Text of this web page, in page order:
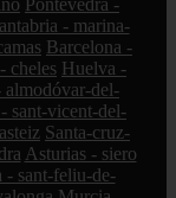
Pontevedra -
- marina-
Barcelona -
cheles Huelva -
almodóvar-del-
sant-vicent-del-
Santa-cruz-
Asturias - siero
- sant-feliu-de-